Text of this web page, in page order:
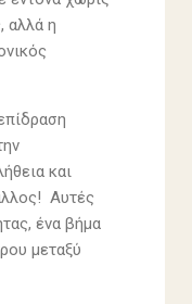
αλλά η
και
Αυτές
ένα βήμα
μεταξύ